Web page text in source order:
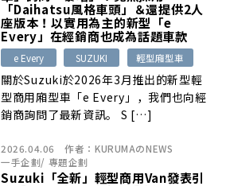
「Daihatsu風格車頭」＆還提供2人
座版本！以實用為主的新型「e
Every」在經銷商也成為話題車款
e Every SUZUKI 輕型廂型車
關於Suzuki於2026年3月推出的新型輕
型商用廂型車「e Every」，我們也向經
銷商詢問了最新資訊。 S […]
2026.04.06 作者： KURUMAのNEWS
一手企劃/ 專題企劃
Suzuki「全新」輕型商用Van發表引